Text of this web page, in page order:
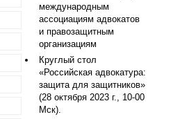
международным
ассоциациям адвокатов
и правозащитным
организациям
Круглый стол
«Российская адвокатура:
защита для защитников»
(28 октября 2023 г., 10-00
Мск).